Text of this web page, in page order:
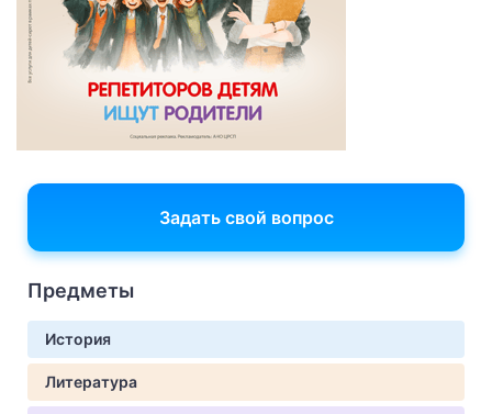
Задать свой вопрос
Предметы
История
Литература